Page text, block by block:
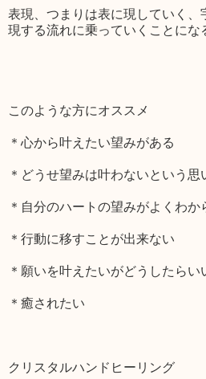
表現、つまりは表に現していく、
現する流れに乗っていくことにな
このような方にオススメ
＊心から叶えたい望みがある
＊どうせ望みは叶わないという思
＊自分のハートの望みがよくわか
＊行動に移すことが出来ない
＊願いを叶えたいがどうしたらい
＊癒されたい
クリスタルハンドヒーリング